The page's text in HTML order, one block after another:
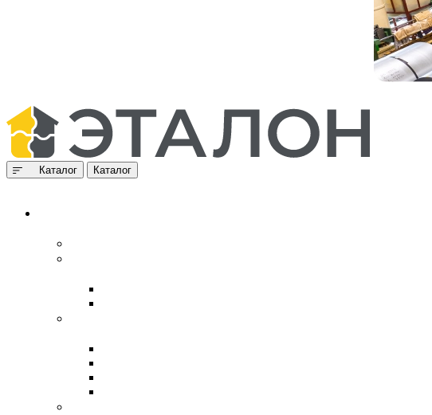
Каталог Каталог